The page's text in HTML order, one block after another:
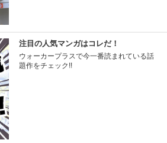
注目の人気マンガはコレだ！
ウォーカープラスで今一番読まれている話
題作をチェック!!